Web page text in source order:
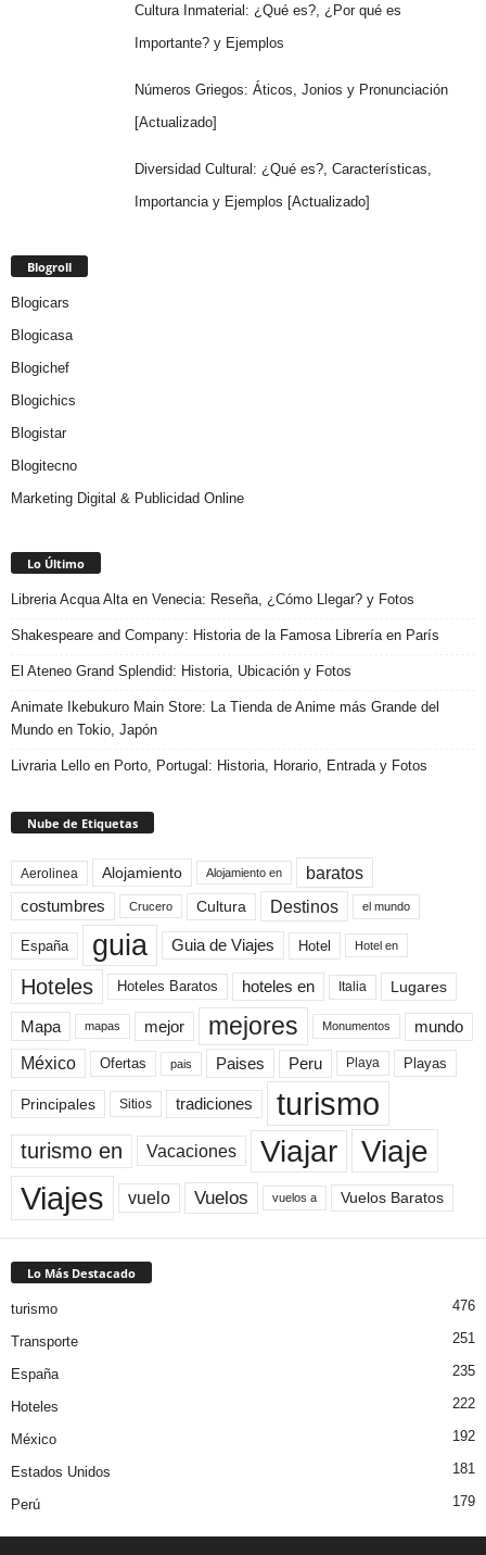
Cultura Inmaterial: ¿Qué es?, ¿Por qué es
Importante? y Ejemplos
Números Griegos: Áticos, Jonios y Pronunciación
[Actualizado]
Diversidad Cultural: ¿Qué es?, Características,
Importancia y Ejemplos [Actualizado]
Blogroll
Blogicars
Blogicasa
Blogichef
Blogichics
Blogistar
Blogitecno
Marketing Digital & Publicidad Online
Lo Último
Libreria Acqua Alta en Venecia: Reseña, ¿Cómo Llegar? y Fotos
Shakespeare and Company: Historia de la Famosa Librería en París
El Ateneo Grand Splendid: Historia, Ubicación y Fotos
Animate Ikebukuro Main Store: La Tienda de Anime más Grande del
Mundo en Tokio, Japón
Livraria Lello en Porto, Portugal: Historia, Horario, Entrada y Fotos
Nube de Etiquetas
Aerolinea Alojamiento Alojamiento en baratos
costumbres Crucero Cultura Destinos el mundo
España guia Guia de Viajes Hotel Hotel en
Hoteles Hoteles Baratos hoteles en Italia Lugares
Mapa mapas mejor mejores Monumentos mundo
México Ofertas pais Paises Peru Playa Playas
Principales Sitios tradiciones turismo
turismo en Vacaciones Viajar Viaje
Viajes vuelo Vuelos vuelos a Vuelos Baratos
Lo Más Destacado
turismo 476
Transporte 251
España 235
Hoteles 222
México 192
Estados Unidos 181
Perú 179